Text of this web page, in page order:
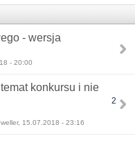
- wersja
- 20:00
konkursu i nie
2
15.07.2018 - 23:16